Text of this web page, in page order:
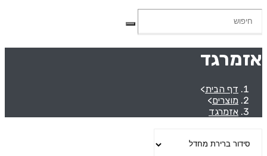
אזמרגד
דף הבית>
מוצרים>
אזמרגד